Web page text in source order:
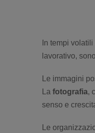
In tempi
lavorativo,
Le immagini
La fotografia,
senso e
Le